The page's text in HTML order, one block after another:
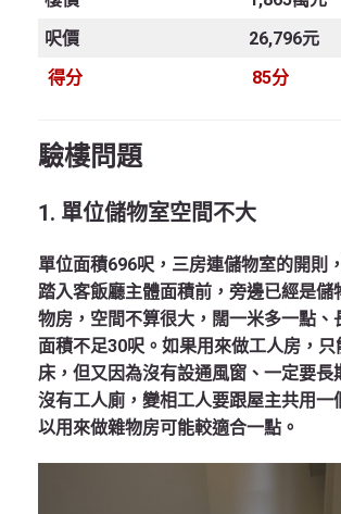
呎價
26,796元
得分
85分
驗樓問題
1. 單位儲物室空間不大
單位面積696呎，三房連儲物室的開則
踏入客飯廳主體面積前，旁邊已經是儲
物房，空間不算很大，闊一米多一點、
面積不足30呎。如果用來做工人房，
床，但又因為沒有設通風窗、一定要長
沒有工人廁，變相工人要跟屋主共用一
以用來做雜物房可能較適合一點。